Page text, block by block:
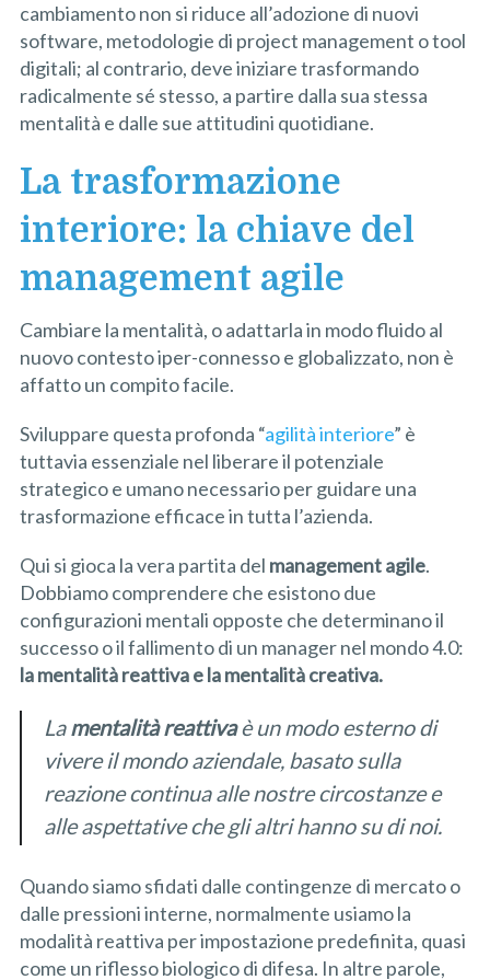
cambiamento non si riduce all’adozione di nuovi
software, metodologie di project management o tool
digitali; al contrario, deve iniziare trasformando
radicalmente sé stesso, a partire dalla sua stessa
mentalità e dalle sue attitudini quotidiane.
La trasformazione
interiore: la chiave del
management agile
Cambiare la mentalità, o adattarla in modo fluido al
nuovo contesto iper-connesso e globalizzato, non è
affatto un compito facile.
Sviluppare questa profonda “agilità interiore” è
tuttavia essenziale nel liberare il potenziale
strategico e umano necessario per guidare una
trasformazione efficace in tutta l’azienda.
Qui si gioca la vera partita del management agile.
Dobbiamo comprendere che esistono due
configurazioni mentali opposte che determinano il
successo o il fallimento di un manager nel mondo 4.0:
la mentalità reattiva e la mentalità creativa.
Lamentalità reattivaè un modo esterno di
vivere il mondo aziendale, basato sulla
reazione continua alle nostre circostanze e
alle aspettative che gli altri hanno su di noi.
Quando siamo sfidati dalle contingenze di mercato o
dalle pressioni interne, normalmente usiamo la
modalità reattiva per impostazione predefinita, quasi
come un riflesso biologico di difesa. In altre parole,